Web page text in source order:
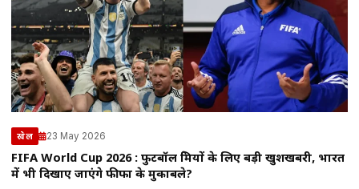
खेल 23 May 2026
FIFA World Cup 2026 : फुटबॉल प्रेमियों के लिए बड़ी खुशखबरी, भारत
में भी दिखाए जाएंगे फीफा के मुकाबले?